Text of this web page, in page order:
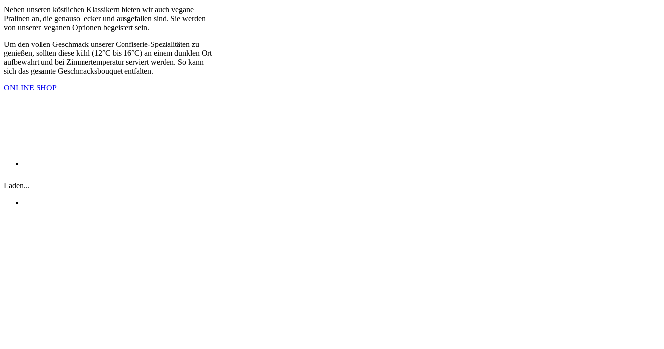
Neben unseren köstlichen Klassikern bieten wir auch vegane
Pralinen an, die genauso lecker und ausgefallen sind. Sie werden
von unseren veganen Optionen begeistert sein.
Um den vollen Geschmack unserer Confiserie-Spezialitäten zu
genießen, sollten diese kühl (12°C bis 16°C) an einem dunklen Ort
aufbewahrt und bei Zimmertemperatur serviert werden. So kann
sich das gesamte Geschmacksbouquet entfalten.
ONLINE SHOP
Laden...